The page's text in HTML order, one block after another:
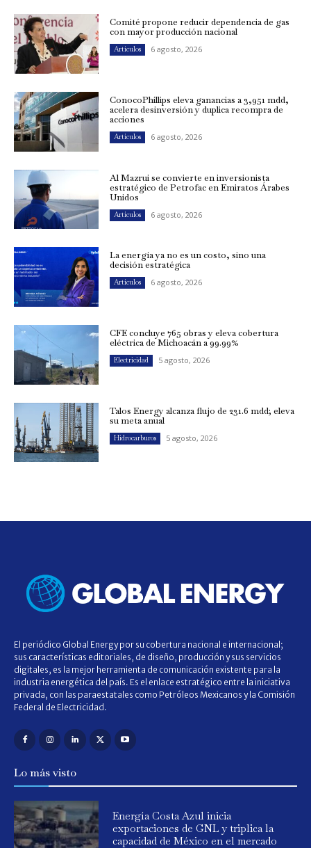
Comité propone reducir dependencia de gas
con mayor producción nacional
Artículos 6 agosto, 2026
ConocoPhillips eleva ganancias a 3,951 mdd,
acelera desinversión y duplica recompra de
acciones
Artículos 6 agosto, 2026
Al Mazrui se convierte en inversionista
estratégico de Petrofac en Emiratos Árabes
Unidos
Artículos 6 agosto, 2026
La energía ya no es un costo, sino una
decisión estratégica
Artículos 6 agosto, 2026
CFE concluye 765 obras y eleva cobertura
eléctrica de Michoacán a 99.99%
Electricidad 5 agosto, 2026
Talos Energy alcanza flujo de 231.6 mdd; eleva
su meta anual
Hidrocarburos 5 agosto, 2026
El periódico Global Energy por su cobertura nacional e internacional;
sus características editoriales, de diseño, producción y sus servicios
digitales, es la mejor herramienta de comunicación existente para la
industria energética del país. Es el enlace estratégico entre la iniciativa
privada, con las paraestatales como Petróleos Mexicanos y la Comisión
Federal de Electricidad.
Lo más visto
Energía Costa Azul inicia
exportaciones de GNL y triplica la
capacidad de México en el mercado